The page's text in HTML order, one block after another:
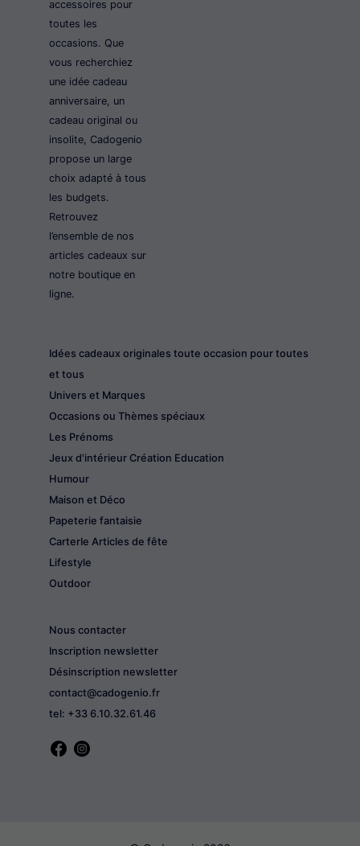
accessoires pour
toutes les
occasions. Que
vous recherchiez
une idée cadeau
anniversaire, un
cadeau original ou
insolite, Cadogenio
propose un large
choix adapté à tous
les budgets.
Retrouvez
l’ensemble de nos
articles cadeaux sur
notre boutique en
ligne.
Idées cadeaux originales toute occasion pour toutes
et tous
Univers et Marques
Occasions ou Thèmes spéciaux
Les Prénoms
Jeux d'intérieur Création Education
Humour
Maison et Déco
Papeterie fantaisie
CarterIe Articles de fête
Lifestyle
Outdoor
Nous contacter
Inscription newsletter
Désinscription newsletter
contact@cadogenio.fr
tel: +33 6.10.32.61.46